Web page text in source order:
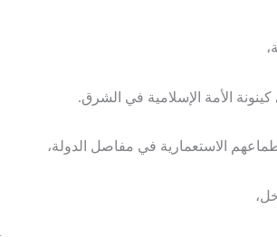
الأمة الإسلامية في الشرق.
الاستعمارية في مفاصل الدولة،